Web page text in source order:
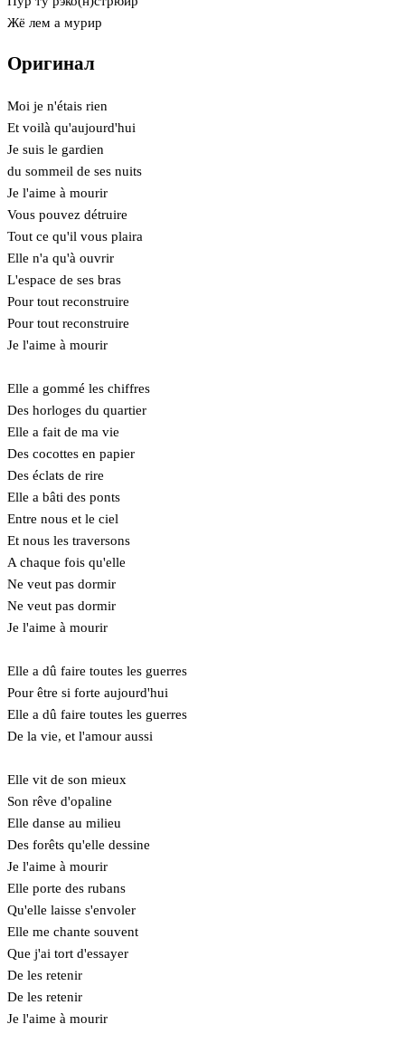
Жё лем а мурир
Оригинал
Moi je n'étais rien
Et voilà qu'aujourd'hui
Je suis le gardien
du sommeil de ses nuits
Je l'aime à mourir
Vous pouvez détruire
Tout ce qu'il vous plaira
Elle n'a qu'à ouvrir
L'espace de ses bras
Pour tout reconstruire
Pour tout reconstruire
Je l'aime à mourir
Elle a gommé les chiffres
Des horloges du quartier
Elle a fait de ma vie
Des cocottes en papier
Des éclats de rire
Elle a bâti des ponts
Entre nous et le ciel
Et nous les traversons
A chaque fois qu'elle
Ne veut pas dormir
Ne veut pas dormir
Je l'aime à mourir
Elle a dû faire toutes les guerres
Pour être si forte aujourd'hui
Elle a dû faire toutes les guerres
De la vie, et l'amour aussi
Elle vit de son mieux
Son rêve d'opaline
Elle danse au milieu
Des forêts qu'elle dessine
Je l'aime à mourir
Elle porte des rubans
Qu'elle laisse s'envoler
Elle me chante souvent
Que j'ai tort d'essayer
De les retenir
De les retenir
Je l'aime à mourir